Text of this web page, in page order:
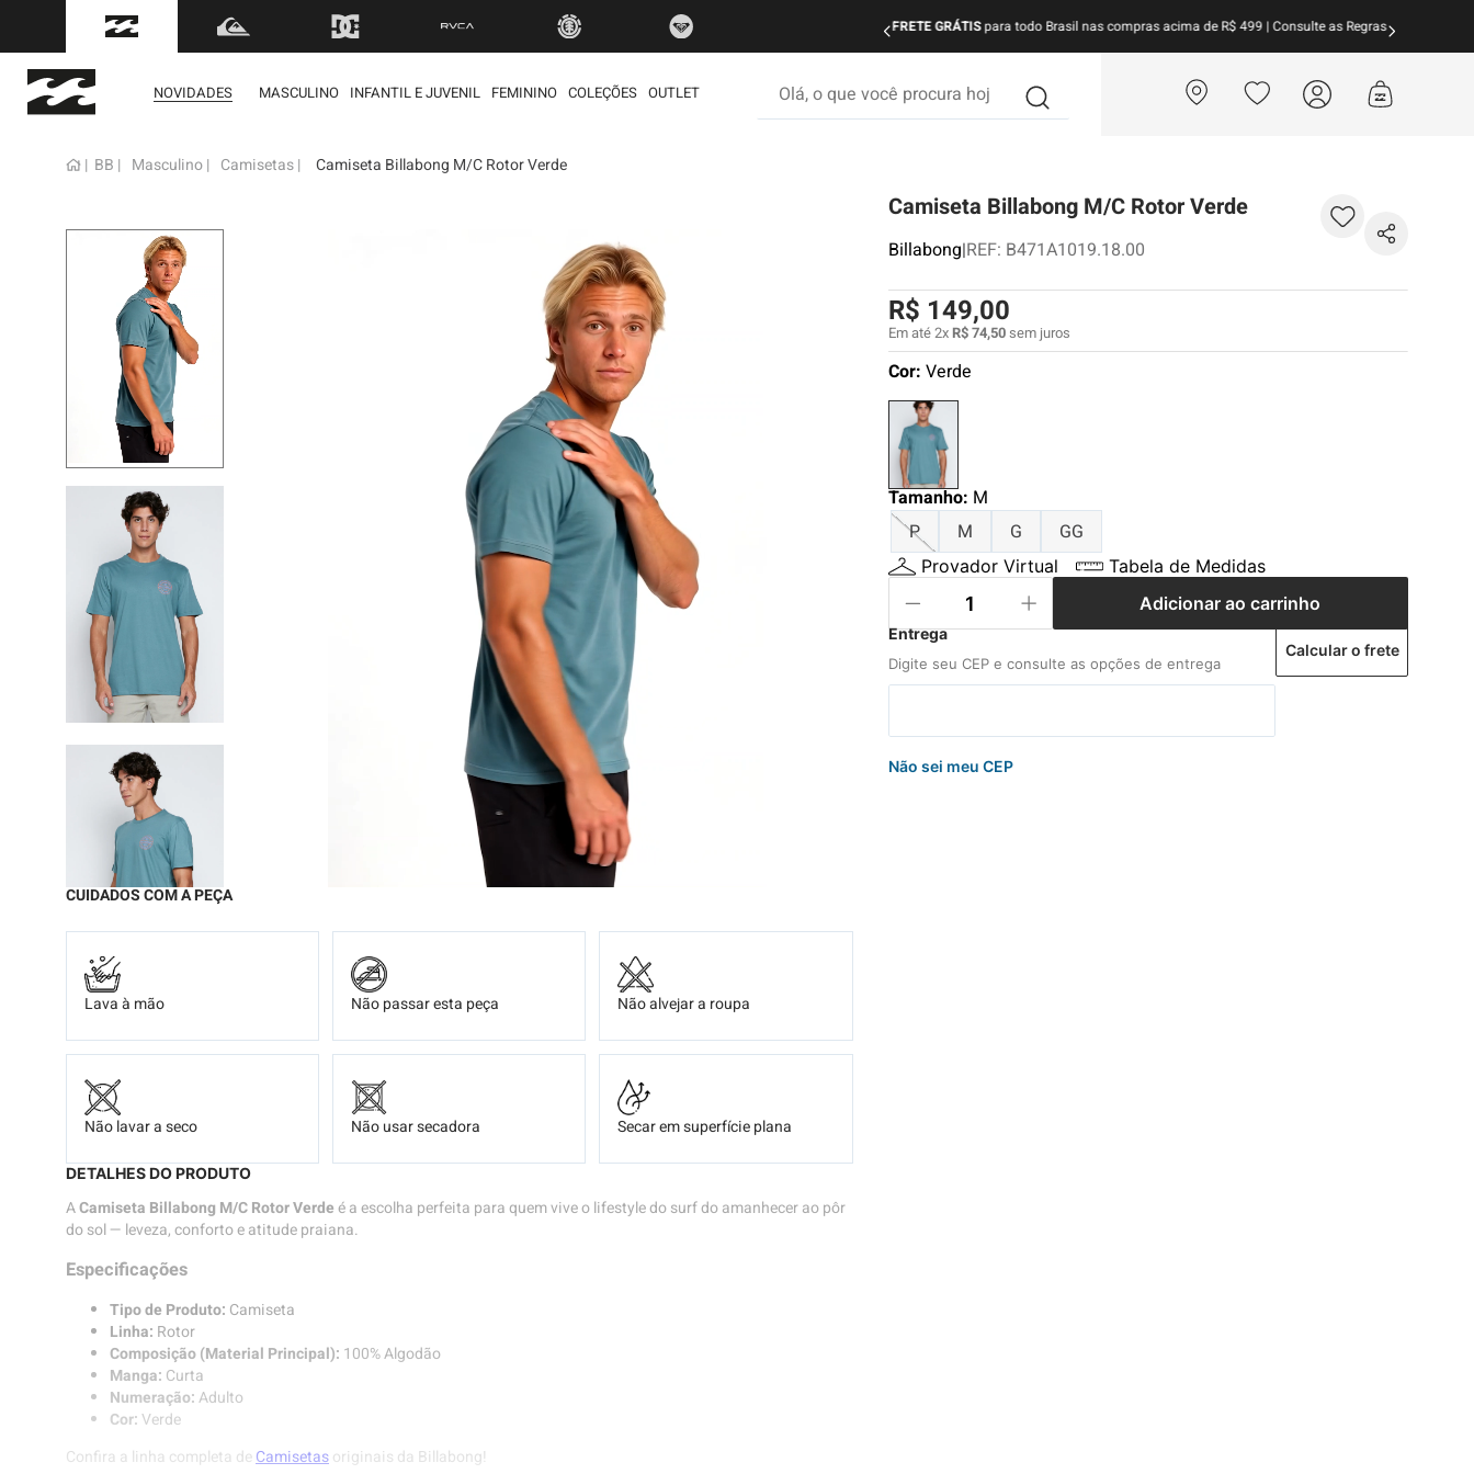
FRETE GRÁTISpara todo Brasil nas compras acima de R$ 499 | Consulte as Regras Parcele suas compras ematé 10x sem juros!Aproveite!
NOVIDADES MASCULINO INFANTIL E JUVENIL FEMININO COLEÇÕES OUTLET
BB Masculino Camisetas Camiseta Billabong M/C Rotor Verde
CUIDADOS COM A PEÇA
Lava à mão Não passar esta peça Não alvejar a roupa
Não lavar a seco Não usar secadora Secar em superfície plana
DETALHES DO PRODUTO
ACamiseta Billabong M/C Rotor Verdeé a escolha perfeita para quem vive o lifestyle do surf do amanhecer ao pôr
do sol — leveza, conforto e atitude praiana.
Especificações
Tipo de Produto: Camiseta
Linha: Rotor
Composição (Material Principal): 100% Algodão
Manga: Curta
Numeração:Adulto
Cor:Verde
Confira a linha completa deCamisetasoriginais da Billabong!
Camiseta Billabong M/C Rotor Verde
Billabong|REF: B471A1019.18.00
R$ 149,00
Em até2xR$74,50sem juros
Cor: Verde
Tamanho: M
P
M G GG
Provador Virtual
Tabela de Medidas
Adicionar ao carrinho
Não sei meu CEP
Calcular o frete
termos mais buscados
jaqueta
carteira
mochila
biquini